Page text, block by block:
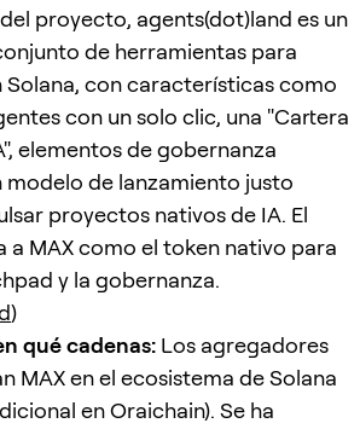
proyecto, agents(dot)land es un
de herramientas para
Solana, con características como
con un solo clic, una "Cartera
elementos de gobernanza
modelo de lanzamiento justo
proyectos nativos de IA. El
a MAX como el token nativo para
y la gobernanza.
)
qué cadenas: Los agregadores
MAX en el ecosistema de Solana
en Oraichain). Se ha